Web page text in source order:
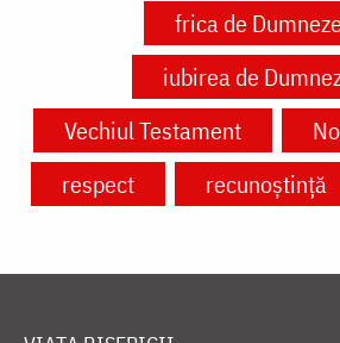
frica de
iubirea de
Vechiul Testament
respect
recunoștință